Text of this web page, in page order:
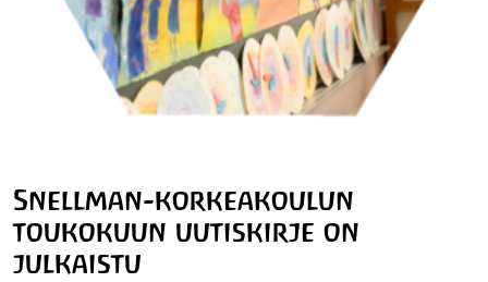
Snellman-korkeakoulun
toukokuun uutiskirje on
julkaistu